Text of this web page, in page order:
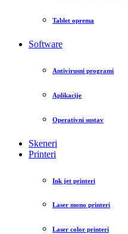
Tablet oprema
Software
Antivirusni programi
Aplikacije
Operativni sustav
Skeneri
Printeri
Ink jet printeri
Laser mono printeri
Laser color printeri